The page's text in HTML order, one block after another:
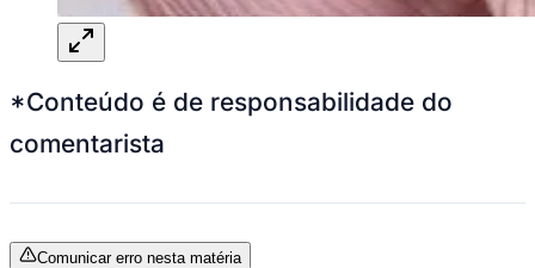
*Conteúdo é de responsabilidade do
comentarista
Comunicar erro nesta matéria